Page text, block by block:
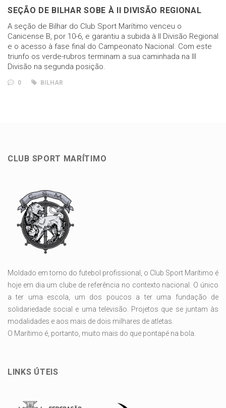
SEÇÃO DE BILHAR SOBE À II DIVISÃO REGIONAL
A seção de Bilhar do Club Sport Marítimo venceu o
Canicense B, por 10-6, e garantiu a subida à II Divisão Regional
e o acesso à fase final do Campeonato Nacional. Com este
triunfo os verde-rubros terminam a sua caminhada na III
Divisão na segunda posição.
0 BILHAR
CLUB SPORT MARÍTIMO
Moldado em torno do futebol profissional, o Club Sport Marítimo é
hoje em dia um clube de referência no contexto nacional. O único
a ter uma escola, um dos poucos a ter uma fundação de
solidariedade social e uma televisão. Projetos que se juntam às
modalidades e aos mais de dois milhares de atletas.
O Marítimo é, portanto, muito mais do que pontapé na bola.
LINKS ÚTEIS